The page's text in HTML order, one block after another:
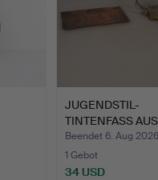
JUGENDSTIL-
TINTENFASS AUS
MESSING & ARTS
Beendet 6. Aug 2026
1 Gebot
34 USD